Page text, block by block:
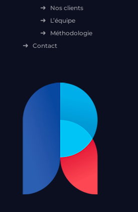
Nos clients
L’équipe
Méthodologie
Contact